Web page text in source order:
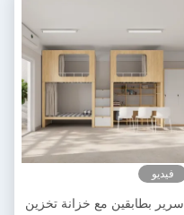
فيديو
سرير بطابقين مع خزانة تخزين